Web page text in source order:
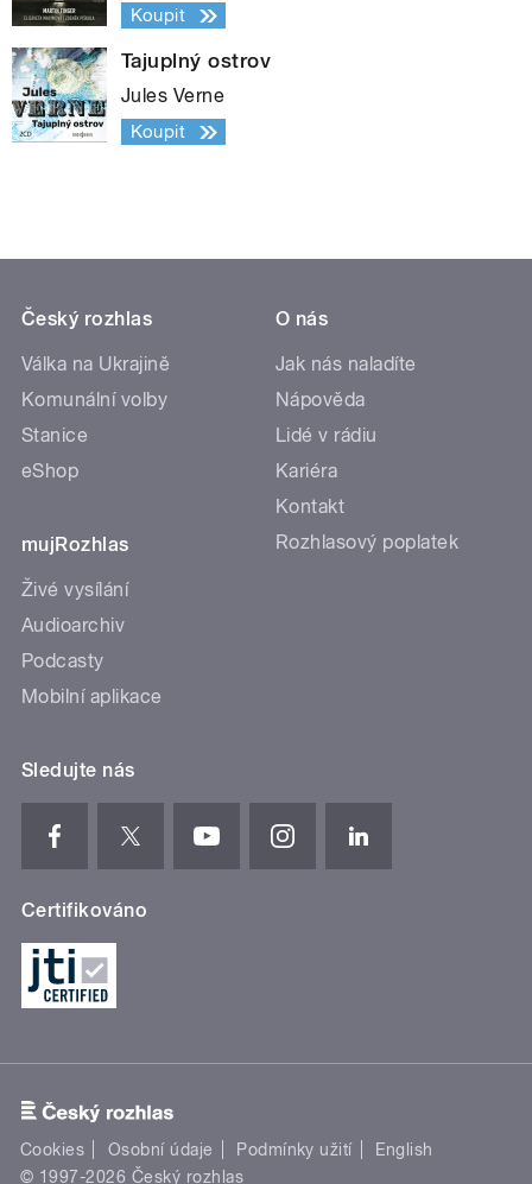
Koupit
Tajuplný ostrov
Jules Verne
Koupit
Český rozhlas
Válka na Ukrajině
Komunální volby
Stanice
eShop
mujRozhlas
Živé vysílání
Audioarchiv
Podcasty
Mobilní aplikace
O nás
Jak nás naladíte
Nápověda
Lidé v rádiu
Kariéra
Kontakt
Rozhlasový poplatek
Sledujte nás
Certifikováno
Cookies Osobní údaje Podmínky užití
English
© 1997-2026 Český rozhlas